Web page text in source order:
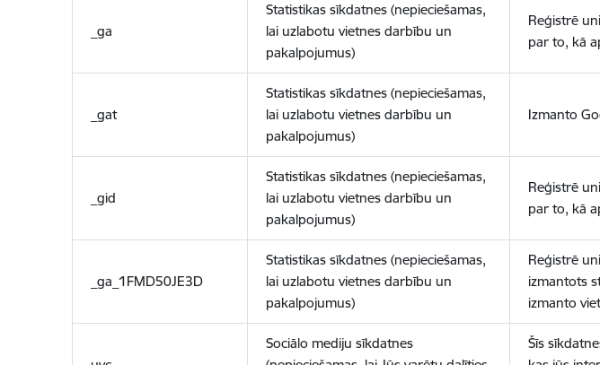
_ga
Statistikas sīkdatnes (nepieciešamas,
lai uzlabotu vietnes darbību un
pakalpojumus)
Reģistrē
par to, kā
_gat
Statistikas sīkdatnes (nepieciešamas,
lai uzlabotu vietnes darbību un
pakalpojumus)
Izmanto
_gid
Statistikas sīkdatnes (nepieciešamas,
lai uzlabotu vietnes darbību un
pakalpojumus)
Reģistrē
par to, kā
_ga_1FMD50JE3D
Statistikas sīkdatnes (nepieciešamas,
lai uzlabotu vietnes darbību un
pakalpojumus)
Reģistrē
izmantots
izmanto
Sociālo mediju sīkdatnes
Šīs